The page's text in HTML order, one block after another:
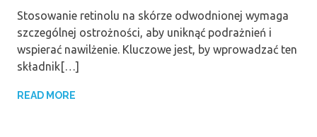
Stosowanie retinolu na skórze odwodnionej wymaga
szczególnej ostrożności, aby uniknąć podrażnień i
wspierać nawilżenie. Kluczowe jest, by wprowadzać ten
składnik[…]
READ MORE